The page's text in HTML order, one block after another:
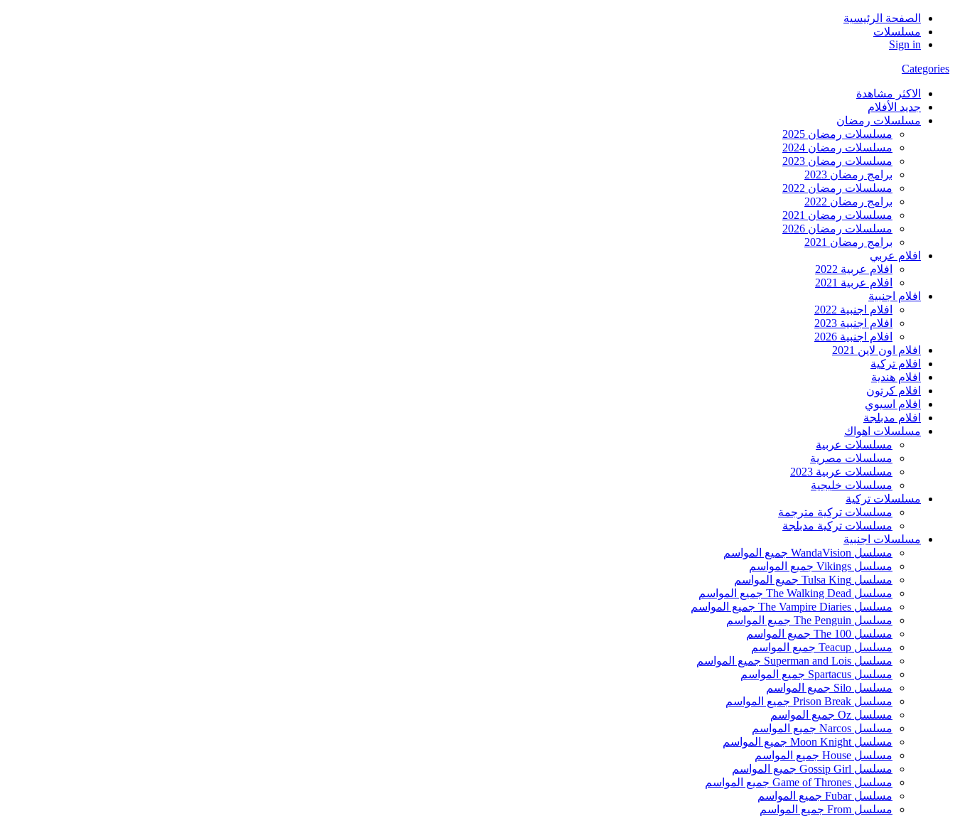
الصفحة الرئيسية
مسلسلات
Sign in
Categories
الاكثر مشاهدة
جديد الأفلام
مسلسلات رمضان
مسلسلات رمضان 2025
مسلسلات رمضان 2024
مسلسلات رمضان 2023
برامج رمضان 2023
مسلسلات رمضان 2022
برامج رمضان 2022
مسلسلات رمضان 2021
مسلسلات رمضان 2026
برامج رمضان 2021
افلام عربي
افلام عربية 2022
افلام عربية 2021
افلام اجنبية
افلام اجنبية 2022
افلام اجنبية 2023
افلام اجنبية 2026
افلام اون لاين 2021
افلام تركية
افلام هندية
افلام كرتون
افلام اسيوي
افلام مدبلجة
مسلسلات اهواك
مسلسلات عربية
مسلسلات مصرية
مسلسلات عربية 2023
مسلسلات خليجية
مسلسلات تركية
مسلسلات تركية مترجمة
مسلسلات تركية مدبلجة
مسلسلات اجنبية
مسلسل WandaVision جميع المواسم
مسلسل Vikings جميع المواسم
مسلسل Tulsa King جميع المواسم
مسلسل The Walking Dead جميع المواسم
مسلسل The Vampire Diaries جميع المواسم
مسلسل The Penguin جميع المواسم
مسلسل The 100 جميع المواسم
مسلسل Teacup جميع المواسم
مسلسل Superman and Lois جميع المواسم
مسلسل Spartacus جميع المواسم
مسلسل Silo جميع المواسم
مسلسل Prison Break جميع المواسم
مسلسل Oz جميع المواسم
مسلسل Narcos جميع المواسم
مسلسل Moon Knight جميع المواسم
مسلسل House جميع المواسم
مسلسل Gossip Girl جميع المواسم
مسلسل Game of Thrones جميع المواسم
مسلسل Fubar جميع المواسم
مسلسل From جميع المواسم